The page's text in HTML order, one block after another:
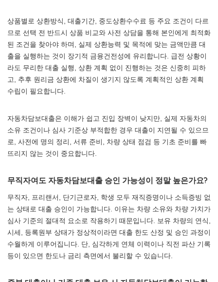
상품별로 상환방식, 대출기간, 중도상환수수료 등 주요 조건이 다르
므로 선택 전 반드시 상품 비교와 사전 상담을 통해 본인에게 최적화
된 조건을 찾아야 하며, 실제 상환능력 및 목적에 맞는 금액만큼 대
출을 실행하는 것이 장기적 금융건전성에 유리합니다. 급전 상황이
라도 무리한 대출 실행, 상환 계획 없이 진행하는 것은 신중히 피하
고, 추후 원리금 상환에 차질이 생기지 않도록 계획적인 상환 계획
수립이 필요합니다.
자동차담보대출은 이해가 쉽고 진입 장벽이 낮지만, 실제 자동차의
소유 조건이나 심사 기준상 부적합한 경우 대출이 지연될 수 있으므
로, 사전에 명의 정리, 서류 준비, 차량 상태 점검 등 기초 준비를 빠
뜨리지 않는 것이 중요합니다.
무직자여도 자동차담보대출 승인 가능성이 정말 높은가요?
무직자, 프리랜서, 단기근로자, 학생 모두 재직증명이나 소득증빙 없
는 상태로 대출 승인이 가능합니다. 이유는 차량 소유와 차량 가치가
심사 기준의 절대적 요소로 작용하기 때문입니다. 보유 차량의 연식,
시세, 등록원부 상태가 정상적이라면 대출 한도 산정 및 승인 과정이
수월하게 이루어집니다. 단, 심각하게 연체 이력이나 직전 파산 기록
등이 있으면 한도나 금리 측면에서 불리할 수 있습니다.